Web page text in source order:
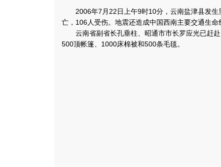
2006年7月22日上午9时10分，云南盐津县发生
亡，106人受伤。地震还造成中国西南主要交通生
云南省副省长孔垂柱、昭通市市长罗应光已赶赴
500顶帐篷、1000床棉被和500条毛毯。